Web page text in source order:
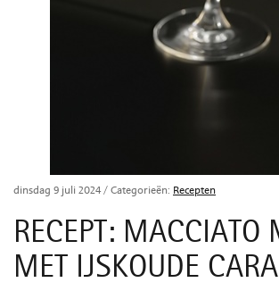
dinsdag 9 juli 2024 / Categorieën: Recepten
RECEPT: MACCIATO
MET IJSKOUDE